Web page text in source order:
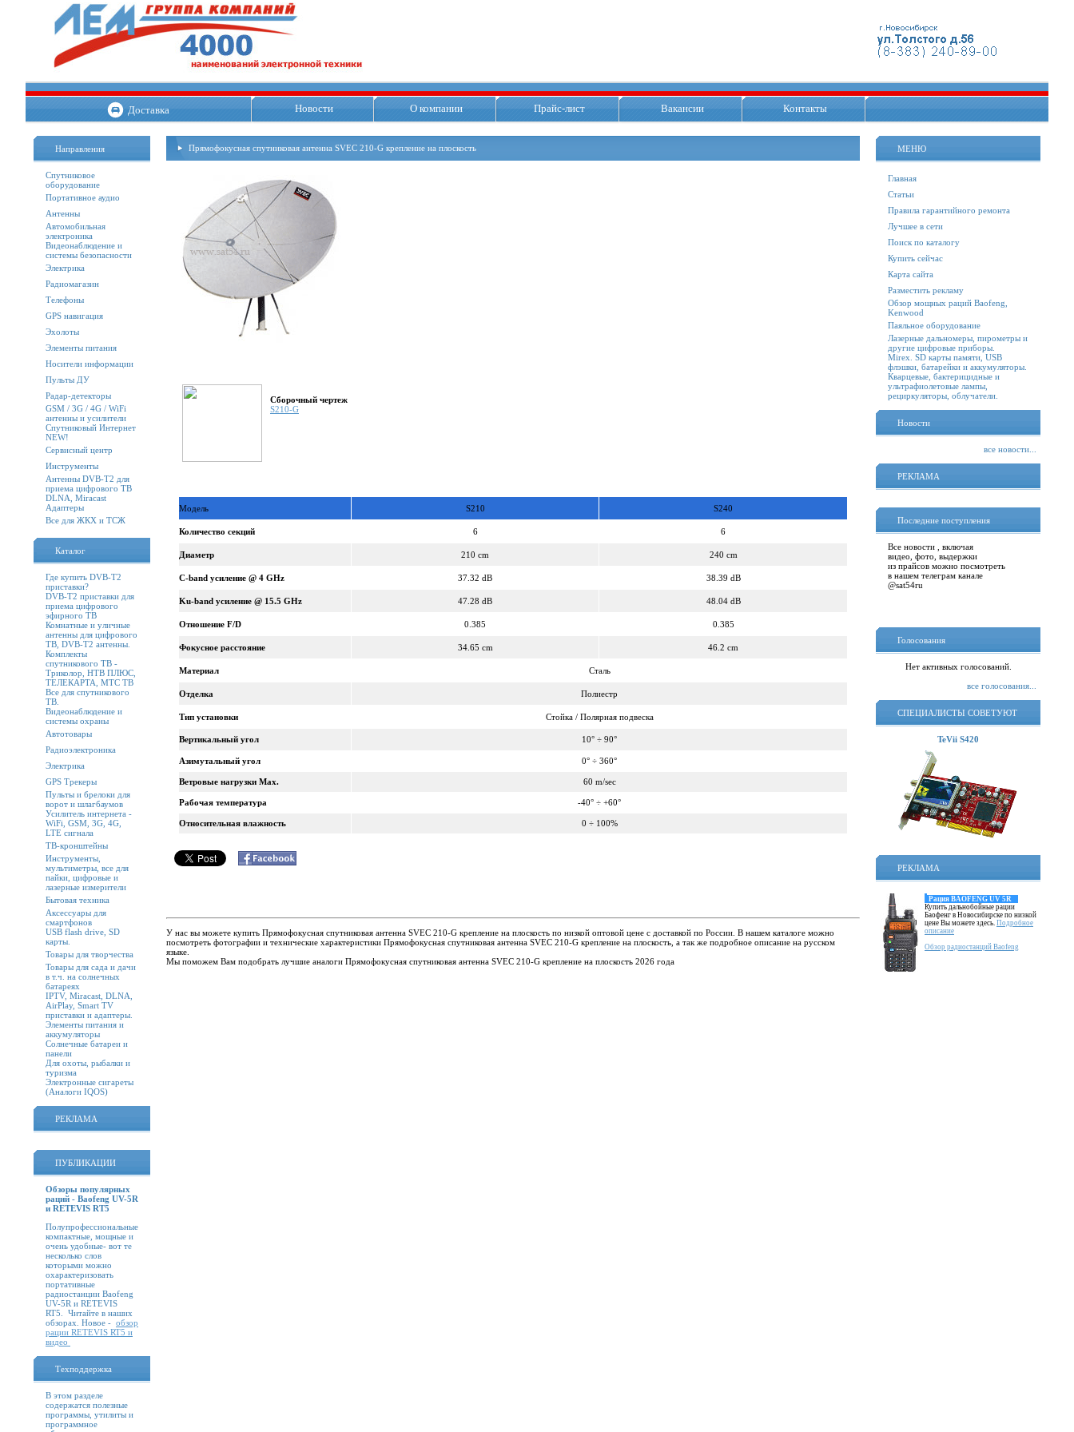
Доставка Новости О компании Прайс-лист Вакансии Контакты
Направления
Спутниковое
оборудование
Портативное аудио
Антенны
Автомобильная
электроника
Видеонаблюдение и
системы безопасности
Электрика
Радиомагазин
Телефоны
GPS навигация
Эхолоты
Элементы питания
Носители информации
Пульты ДУ
Радар-детекторы
GSM / 3G / 4G / WiFi
антенны и усилители
Спутниковый Интернет
NEW!
Сервисный центр
Инструменты
Антенны DVB-T2 для
приема цифрового ТВ
DLNA, Miracast
Адаптеры
Все для ЖКХ и ТСЖ
Каталог
Где купить DVB-T2
приставки?
DVB-T2 приставки для
приема цифрового
эфирного ТВ
Комнатные и уличные
антенны для цифрового
ТВ, DVB-T2 антенны.
Комплекты
спутникового ТВ -
Триколор, НТВ ПЛЮС,
ТЕЛЕКАРТА, МТС ТВ
Все для спутникового
ТВ.
Видеонаблюдение и
системы охраны
Автотовары
Радиоэлектроника
Электрика
GPS Трекеры
Пульты и брелоки для
ворот и шлагбаумов
Усилитель интернета -
WiFi, GSM, 3G, 4G,
LTE сигнала
ТВ-кронштейны
Инструменты,
мультиметры, все для
пайки, цифровые и
лазерные измерители
Бытовая техника
Аксессуары для
смартфонов
USB flash drive, SD
карты.
Товары для творчества
Товары для сада и дачи
в т.ч. на солнечных
батареях
IPTV, Miracast, DLNA,
AirPlay, Smart TV
приставки и адаптеры.
Элементы питания и
аккумуляторы
Солнечные батареи и
панели
Для охоты, рыбалки и
туризма
Электронные сигареты
(Аналоги IQOS)
РЕКЛАМА
ПУБЛИКАЦИИ
Обзоры популярных
раций - Baofeng UV-5R
и RETEVIS RT5
Полупрофессиональные
компактные, мощные и
очень удобные- вот те
несколько слов
которыми можно
охарактеризовать
портативные
радиостанции Baofeng
UV-5R и RETEVIS
RT5. Читайте в наших
обзорах. Новое - обзор
рации RETEVIS RT5 и
видео
Техподдержка
В этом разделе
содержатся полезные
программы, утилиты и
программное
Прямофокусная спутниковая антенна SVEC 210-G крепление на плоскость
Сборочный чертеж
S210-G
Модель S210 S240
Количество секций 6 6
Диаметр 210 cm 240 cm
C-band усиление @ 4 GHz 37.32 dB 38.39 dB
Ku-band усиление @ 15.5 GHz 47.28 dB 48.04 dB
Отношение F/D 0.385 0.385
Фокусное расстояние 34.65 cm 46.2 cm
Материал Сталь
Отделка Полиестр
Тип установки Стойка / Полярная подвеска
Вертикальный угол 10° ÷ 90°
Азимутальный угол 0° ÷ 360°
Ветровые нагрузки Max. 60 m/sec
Рабочая температура -40° ÷ +60°
Относительная влажность 0 ÷ 100%
У нас вы можете купить Прямофокусная спутниковая антенна SVEC 210-G крепление на плоскость по низкой оптовой цене с доставкой по России. В нашем каталоге можно
посмотреть фотографии и технические характеристики Прямофокусная спутниковая антенна SVEC 210-G крепление на плоскость, а так же подробное описание на русском
языке.
Мы поможем Вам подобрать лучшие аналоги Прямофокусная спутниковая антенна SVEC 210-G крепление на плоскость 2026 года
МЕНЮ
Главная
Статьи
Правила гарантийного ремонта
Лучшее в сети
Поиск по каталогу
Купить сейчас
Карта сайта
Разместить рекламу
Обзор мощных раций Baofeng,
Kenwood
Паяльное оборудование
Лазерные дальномеры, пирометры и
другие цифровые приборы.
Mirex. SD карты памяти, USB
флэшки, батарейки и аккумуляторы.
Кварцевые, бактерицидные и
ультрафиолетовые лампы,
рециркуляторы, облучатели.
Новости
все новости...
РЕКЛАМА
Последние поступления
Все новости , включая
видео, фото, выдержки
из прайсов можно посмотреть
в нашем телеграм канале
@sat54ru
Голосования
Нет активных голосований.
все голосования...
СПЕЦИАЛИСТЫ СОВЕТУЮТ
TeVii S420
РЕКЛАМА
Рация BAOFENG UV 5R
Купить дальнобойные рации
Баофенг в Новосибирске по низкой
цене Вы можете здесь. Подробное
описание
Обзор радиостанций Baofeng